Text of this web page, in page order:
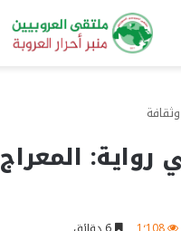
رواية: المعراج